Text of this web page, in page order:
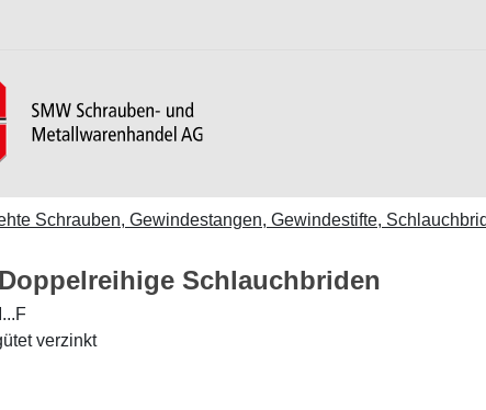
Schrauben, Gewindestangen, Gewindestifte,
Schlauchbriden
verzinkt